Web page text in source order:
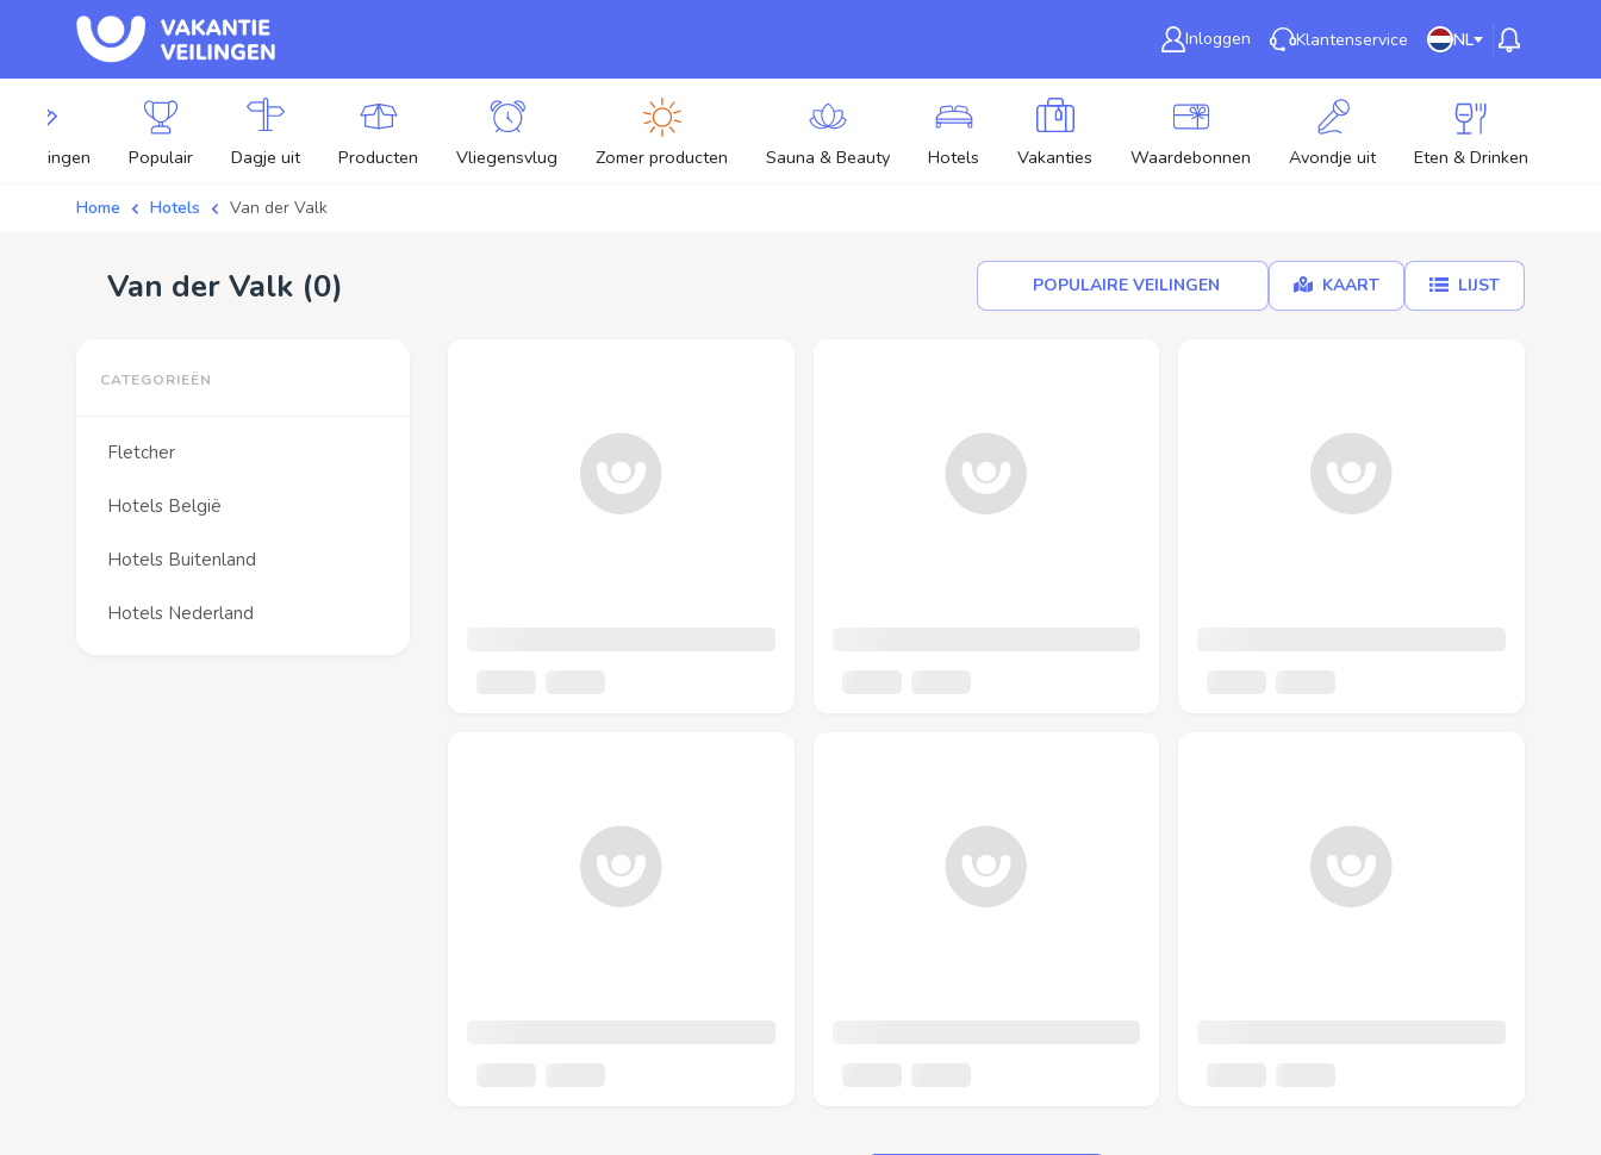
Inloggen Klantenservice NL
veilingen Populair Dagje uit Producten Vliegensvlug Zomer producten Sauna & Beauty Hotels Vakanties Waardebonnen Avondje uit Eten & Drinken
Home Hotels Van der Valk
Van der Valk (0) POPULAIRE VEILINGEN KAART LIJST
Fletcher
Hotels België
Hotels Buitenland
Hotels Nederland